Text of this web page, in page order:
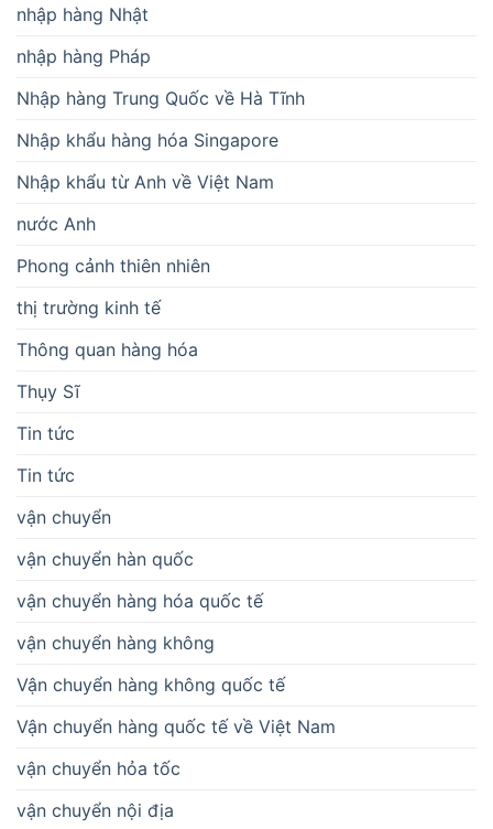
nhập hàng Nhật
nhập hàng Pháp
Nhập hàng Trung Quốc về Hà Tĩnh
Nhập khẩu hàng hóa Singapore
Nhập khẩu từ Anh về Việt Nam
nước Anh
Phong cảnh thiên nhiên
thị trường kinh tế
Thông quan hàng hóa
Thụy Sĩ
Tin tức
Tin tức
vận chuyển
vận chuyển hàn quốc
vận chuyển hàng hóa quốc tế
vận chuyển hàng không
Vận chuyển hàng không quốc tế
Vận chuyển hàng quốc tế về Việt Nam
vận chuyển hỏa tốc
vận chuyển nội địa